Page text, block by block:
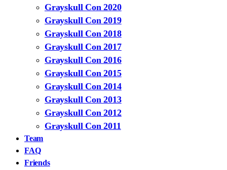
Grayskull Con 2020
Grayskull Con 2019
Grayskull Con 2018
Grayskull Con 2017
Grayskull Con 2016
Grayskull Con 2015
Grayskull Con 2014
Grayskull Con 2013
Grayskull Con 2012
Grayskull Con 2011
Team
FAQ
Friends